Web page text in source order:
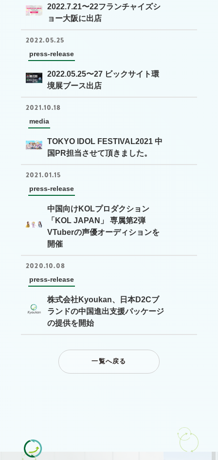
2022.7.21〜22フランチャイズシ
ョー大阪に出店
2022.05.25
press-release
2022.05.25〜27 ビックサイト環
境展ブース出店
2021.10.18
media
TOKYO IDOL FESTIVAL2021 中
国PR担当させて頂きました。
2021.01.15
press-release
中国向けKOLプロダクション
「KOL JAPAN」 専属第2弾
VTuberの声優オーディションを
開催
2020.10.08
press-release
株式会社Kyoukan、日本D2Cブ
ランドの中国進出支援パッケージ
の提供を開始
一覧へ戻る